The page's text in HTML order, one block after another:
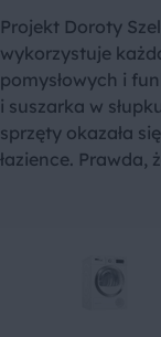
Projekt Doroty
wykorzystuje
pomysłowych i
i suszarka w
sprzęty okazała
łazience. Prawda,